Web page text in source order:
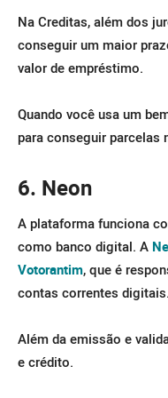
Na Creditas, além dos
conseguir um maior
valor de empréstimo.
Quando você usa um
para conseguir parcelas
6. Neon
A plataforma funciona
como banco digital. A
Votorantim, que é
contas correntes digitais.
Além da emissão e
e crédito.